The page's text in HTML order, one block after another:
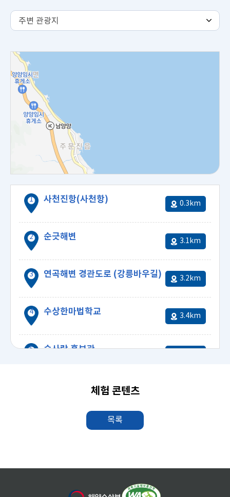
주변 관광지
주
변
지
탭
내
사천진항(사천항) 0.3km
순긋해변 3.1km
연곡해변 경관도로 (강릉바우길) 3.2km
수상한마법학교 3.4km
숲사랑 홍보관
사천진항(사천항)
체험 콘텐츠
목록